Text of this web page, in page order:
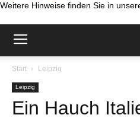
Weitere Hinweise finden Sie in
Start Leipzig
Leipzig
Ein Hauch